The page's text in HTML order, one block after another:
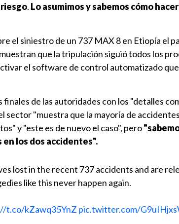
. Lo asumimos y sabemos cómo
el siniestro de un 737 MAX 8 en Etiopía el
que la tripulación siguió todos los
el software de control automatizado
de las autoridades con los "detalles
sector "muestra que la mayoría de
y "este es de nuevo el caso", pero
en los dos accidentes".
lost in the recent 737 accidents and are
like this never happen again.
t.co/kZawq35YnZ pic.twitter.com/